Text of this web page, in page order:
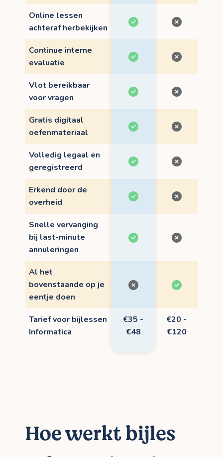
Online lessen
achteraf herbekijken
Continue interne
evaluatie
Vlot bereikbaar
voor vragen
Gratis digitaal
oefenmateriaal
Volledig legaal en
geregistreerd
Erkend door de
overheid
Snelle vervanging
bij last-minute
annuleringen
Al het
bovenstaande op je
eentje doen
Tarief voor bijlessen
Informatica
€35 -
€48
€20 -
€120
Hoe werkt bijles